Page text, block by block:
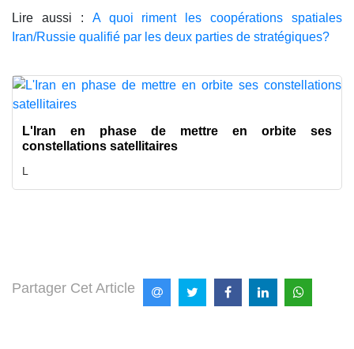
Lire aussi : A quoi riment les coopérations spatiales
Iran/Russie qualifié par les deux parties de stratégiques?
L'Iran en phase de mettre en orbite ses
constellations satellitaires
L
Partager Cet Article